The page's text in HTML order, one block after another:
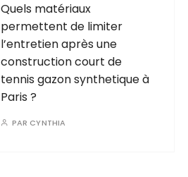
Quels matériaux
permettent de limiter
l’entretien après une
construction court de
tennis gazon synthetique à
Paris ?
PAR CYNTHIA